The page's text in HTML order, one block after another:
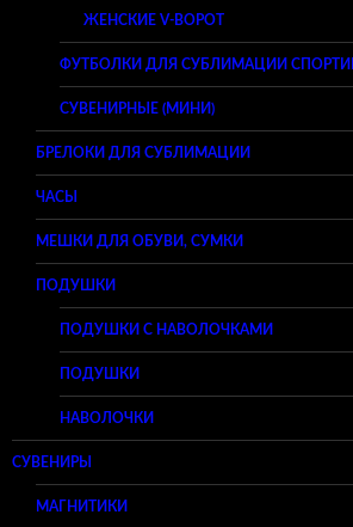
ЖЕНСКИЕ V-ВОРОТ
ФУТБОЛКИ ДЛЯ СУБЛИМАЦИИ
СУВЕНИРНЫЕ (МИНИ)
БРЕЛОКИ ДЛЯ СУБЛИМАЦИИ
ЧАСЫ
МЕШКИ ДЛЯ ОБУВИ, СУМКИ
ПОДУШКИ
ПОДУШКИ С НАВОЛОЧКАМИ
ПОДУШКИ
НАВОЛОЧКИ
СУВЕНИРЫ
МАГНИТИКИ